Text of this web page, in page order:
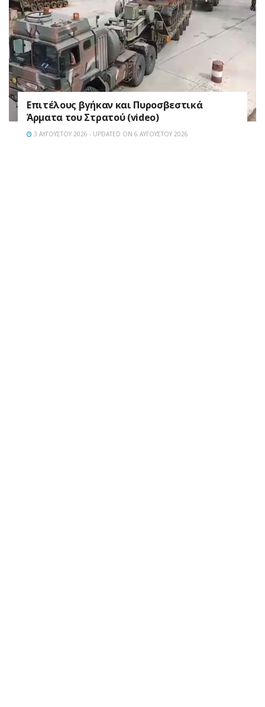
Επιτέλους βγήκαν και Πυροσβεστικά
Άρματα του Στρατού (video)
3 ΑΥΓΟΎΣΤΟΥ 2026 - UPDATED ON 6 ΑΥΓΟΎΣΤΟΥ 2026